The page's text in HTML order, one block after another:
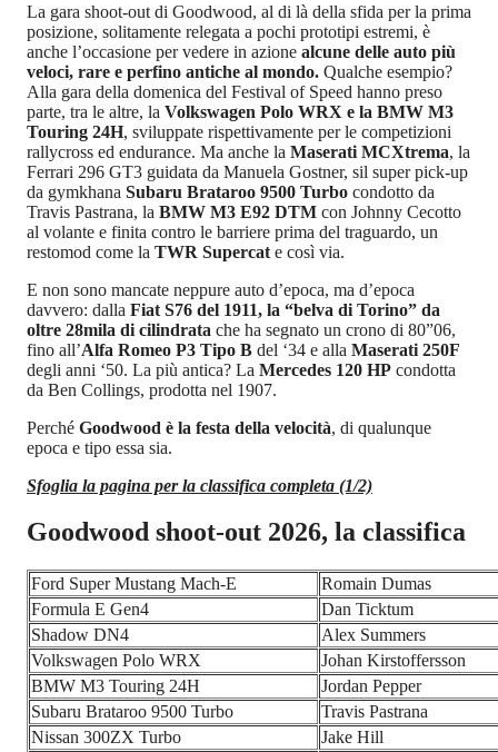
La gara shoot-out di Goodwood, al di là della sfida per la prima
posizione, solitamente relegata a pochi prototipi estremi, è
anche l’occasione per vedere in azione alcune delle auto più
veloci, rare e perfino antiche al mondo. Qualche esempio?
Alla gara della domenica del Festival of Speed hanno preso
parte, tra le altre, la Volkswagen Polo WRX e la BMW M3
Touring 24H, sviluppate rispettivamente per le competizioni
rallycross ed endurance. Ma anche la Maserati MCXtrema, la
Ferrari 296 GT3 guidata da Manuela Gostner, sil super pick-up
da gymkhana Subaru Brataroo 9500 Turbo condotto da
Travis Pastrana, la BMW M3 E92 DTM con Johnny Cecotto
al volante e finita contro le barriere prima del traguardo, un
restomod come la TWR Supercat e così via.
E non sono mancate neppure auto d’epoca, ma d’epoca
davvero: dalla Fiat S76 del 1911, la “belva di Torino” da
oltre 28mila di cilindrata che ha segnato un crono di 80”06,
fino all’Alfa Romeo P3 Tipo B del ‘34 e alla Maserati 250F
degli anni ‘50. La più antica? La Mercedes 120 HP condotta
da Ben Collings, prodotta nel 1907.
Perché Goodwood è la festa della velocità, di qualunque
epoca e tipo essa sia.
Sfoglia la pagina per la classifica completa (1/2)
Goodwood shoot-out 2026, la classifica
Ford Super Mustang Mach-E
Romain Dumas
Formula E Gen4
Dan Ticktum
Shadow DN4
Alex Summers
Volkswagen Polo WRX
Johan Kirstoffersson
BMW M3 Touring 24H
Jordan Pepper
Subaru Brataroo 9500 Turbo
Travis Pastrana
Nissan 300ZX Turbo
Jake Hill